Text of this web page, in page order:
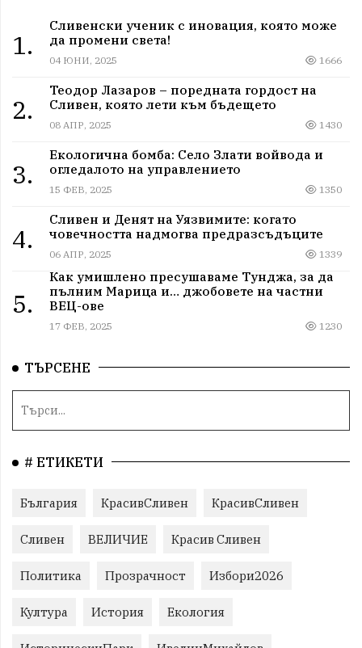
1.
Сливенски ученик с иновация, която може
да промени света!
04 ЮНИ, 2025 1666
2.
Теодор Лазаров – поредната гордост на
Сливен, която лети към бъдещето
08 АПР, 2025 1430
3.
Екологична бомба: Село Злати войвода и
огледалото на управлението
15 ФЕВ, 2025 1350
4.
Сливен и Денят на Уязвимите: когато
човечността надмогва предразсъдъците
06 АПР, 2025 1339
5.
Как умишлено пресушаваме Тунджа, за да
пълним Марица и… джобовете на частни
ВЕЦ-ове
17 ФЕВ, 2025 1230
ТЪРСЕНЕ
# ЕТИКЕТИ
България КрасивСливен КрасивСливен
Сливен ВЕЛИЧИЕ Красив Сливен
Политика Прозрачност Избори2026
Култура История Екология